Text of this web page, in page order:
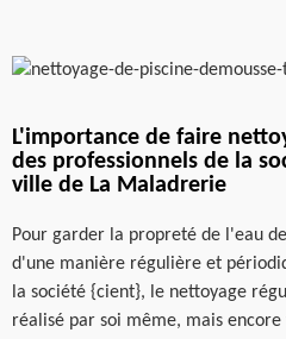
L'importance de faire
des professionnels de la
ville de La Maladrerie
Pour garder la propreté de l'eau
d'une manière régulière et
la société {cient}, le nettoyage
réalisé par soi même, mais